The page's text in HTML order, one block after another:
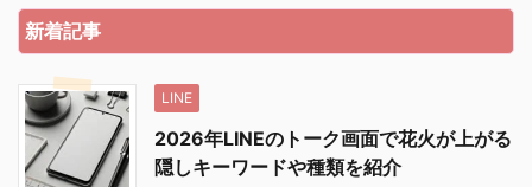
新着記事
LINE
2026年LINEのトーク画面で花火が上がる
隠しキーワードや種類を紹介